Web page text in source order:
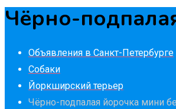
Чёрно-
Объявления в Санкт-Петербурге
Собаки
Йоркширский терьер
Чёрно-подпалая йорочка мини